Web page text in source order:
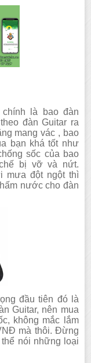
là bao đàn
đàn Guitar ra
mang vác , bao
bạn khá tốt như
sốc của bao
bị vỡ và nứt.
mưa đột ngột thì
nước cho đàn
đầu tiên đó là
Guitar, nên mua
không mắc lắm
mà thôi. Đừng
nói những loại